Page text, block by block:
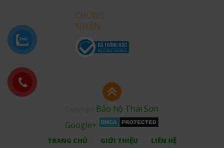
CHỨNG
NHẬN
Bảo hộ Thái Sơn
Google+
TRANG CHỦ GIỚI THIỆU LIÊN HỆ